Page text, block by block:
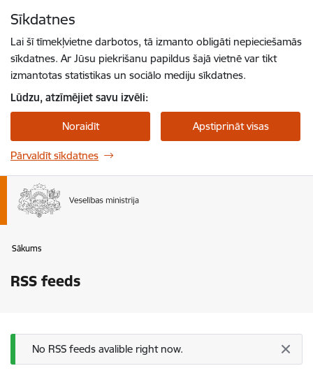
Sīkdatnes
Lai šī tīmekļvietne darbotos, tā izmanto obligāti nepieciešamās
sīkdatnes. Ar Jūsu piekrišanu papildus šajā vietnē var tikt
izmantotas statistikas un sociālo mediju sīkdatnes.
Lūdzu, atzīmējiet savu izvēli:
Noraidīt Apstiprināt visas
Pārvaldīt sīkdatnes
Sākums
RSS feeds
Statusa ziņojums
No RSS feeds avalible right now.